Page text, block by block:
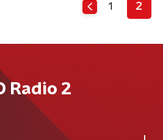
1 2
Radio 2